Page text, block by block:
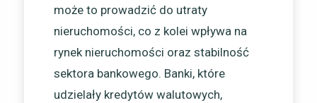
może to prowadzić do utraty
nieruchomości, co z kolei wpływa na
rynek nieruchomości oraz stabilność
sektora bankowego. Banki, które
udzielały kredytów walutowych,